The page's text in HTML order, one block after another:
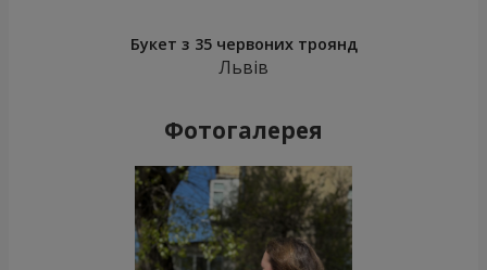
Букет з 35 червоних троянд
Львів
Фотогалерея